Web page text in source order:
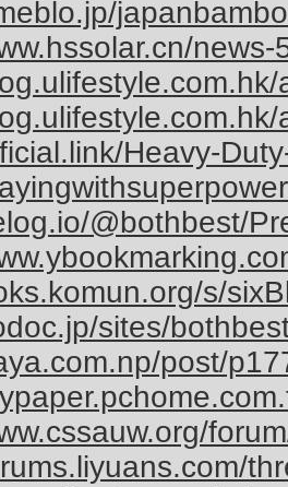
news-
Heavy-
@bothbest/
s/
sites/
post/